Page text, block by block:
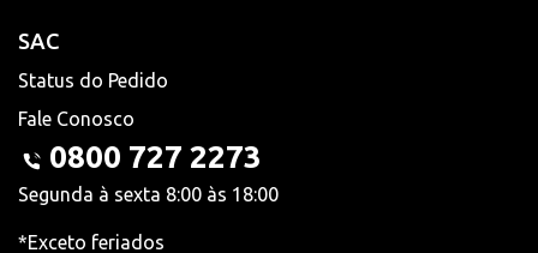
SAC
Status do Pedido
Fale Conosco
0800 727 2273
Segunda à sexta 8:00 às 18:00
*Exceto feriados